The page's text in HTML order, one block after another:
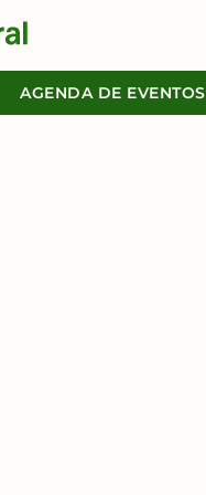
AGENDA DE EVENTOS